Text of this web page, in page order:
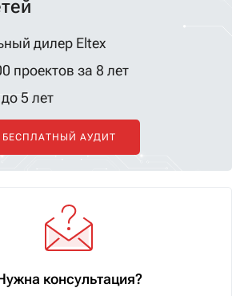
дилер Eltex
проектов за 8 лет
5 лет
БЕСПЛАТНЫЙ АУДИТ
консультация?